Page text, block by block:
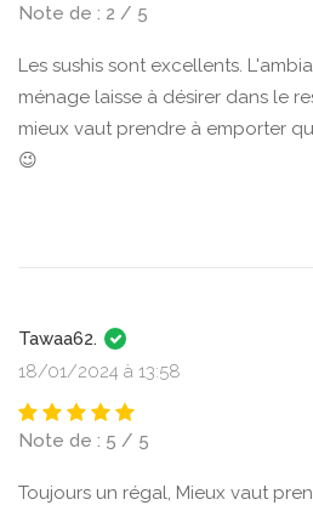
Note de : 2 / 5
Les sushis sont excellents.
ménage laisse à désirer dans le
mieux vaut prendre à emporter
😉
Tawaa62.
18/01/2024 à 13:58
Note de : 5 / 5
Toujours un régal, Mieux vaut